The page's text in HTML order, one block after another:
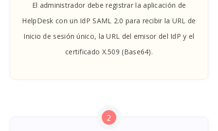
El administrador debe registrar la aplicación de
HelpDesk con un IdP SAML 2.0 para recibir la URL de
Inicio de sesión único, la URL del emisor del IdP y el
certificado X.509 (Base64).
2